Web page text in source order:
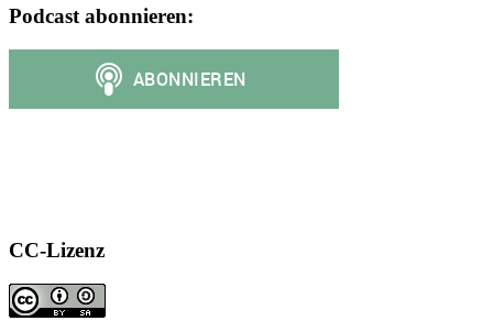
Podcast abonnieren:
CC-Lizenz